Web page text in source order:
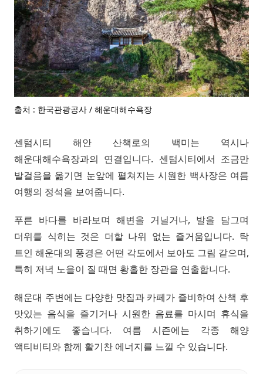
출처 : 한국관광공사 / 해운대해수욕장
센텀시티 해안 산책로의 백미는 역시나
해운대해수욕장과의 연결입니다. 센텀시티에서 조금만
발걸음을 옮기면 눈앞에 펼쳐지는 시원한 백사장은 여름
여행의 정석을 보여줍니다.
푸른 바다를 바라보며 해변을 거닐거나, 발을 담그며
더위를 식히는 것은 더할 나위 없는 즐거움입니다. 탁
트인 해운대의 풍경은 어떤 각도에서 보아도 그림 같으며,
특히 저녁 노을이 질 때면 황홀한 장관을 연출합니다.
해운대 주변에는 다양한 맛집과 카페가 즐비하여 산책 후
맛있는 음식을 즐기거나 시원한 음료를 마시며 휴식을
취하기에도 좋습니다. 여름 시즌에는 각종 해양
액티비티와 함께 활기찬 에너지를 느낄 수 있습니다.